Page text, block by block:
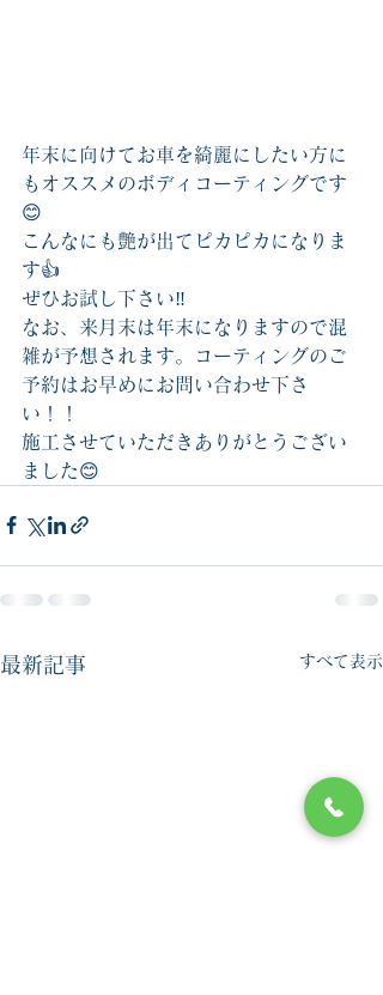
年末に向けてお車を綺麗にしたい方に
もオススメのボディコーティングです
😊
こんなにも艶が出てピカピカになりま
す👍
ぜひお試し下さい‼️
なお、来月末は年末になりますので混
雑が予想されます。コーティングのご
予約はお早めにお問い合わせ下さ
い！！
施工させていただきありがとうござい
ました😊
最新記事 すべて表示